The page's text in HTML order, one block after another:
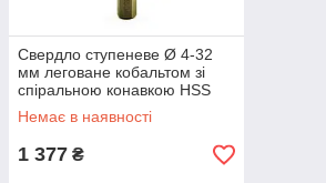
Свердло ступеневе Ø 4-32
мм леговане кобальтом зі
спіральною конавкою HSS
Co5 (Р6М5К5)
Немає в наявності
1 377 ₴